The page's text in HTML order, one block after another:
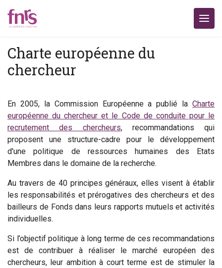
Charte européenne du
chercheur
En 2005, la Commission Européenne a publié la Charte
européenne du chercheur et le Code de conduite pour le
recrutement des chercheurs, recommandations qui
proposent une structure-cadre pour le développement
d'une politique de ressources humaines des Etats
Membres dans le domaine de la recherche.
Au travers de 40 principes généraux, elles visent à établir
les responsabilités et prérogatives des chercheurs et des
bailleurs de Fonds dans leurs rapports mutuels et activités
individuelles.
Si l’objectif politique à long terme de ces recommandations
est de contribuer à réaliser le marché européen des
chercheurs, leur ambition à court terme est de stimuler la